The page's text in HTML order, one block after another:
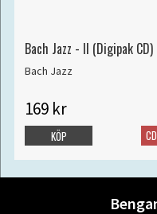
Bach Jazz - II (Digipak CD)
Bach Jazz
169 kr
CD
KÖP